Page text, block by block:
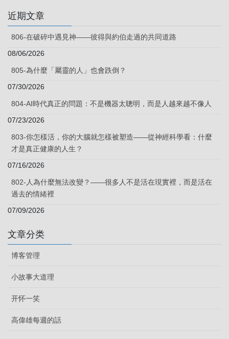
近期文章
806-在破碎中遇見神——彼得與約伯走過的共同道路
08/06/2026
805-為什麼「屬靈的人」也會跌倒？
07/30/2026
804-AI時代真正的問題：不是機器太聰明，而是人越來越不像人
07/23/2026
803-你怎樣活，你的大腦就怎樣被塑造——從神經科學看：什麼
才是真正健康的人生？
07/16/2026
802-人為什麼無法改變？——很多人不是活在現實裡，而是活在
過去的情緒裡
07/09/2026
文章分类
博客管理
小故事大道理
开怀一笑
高偉雄每週的話